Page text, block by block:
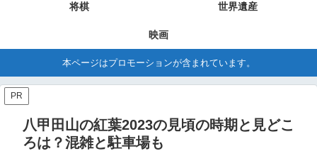
将棋 世界遺産
映画
本ページはプロモーションが含まれています。
PR
八甲田山の紅葉2023の見頃の時期と見どこ
ろは？混雑と駐車場も